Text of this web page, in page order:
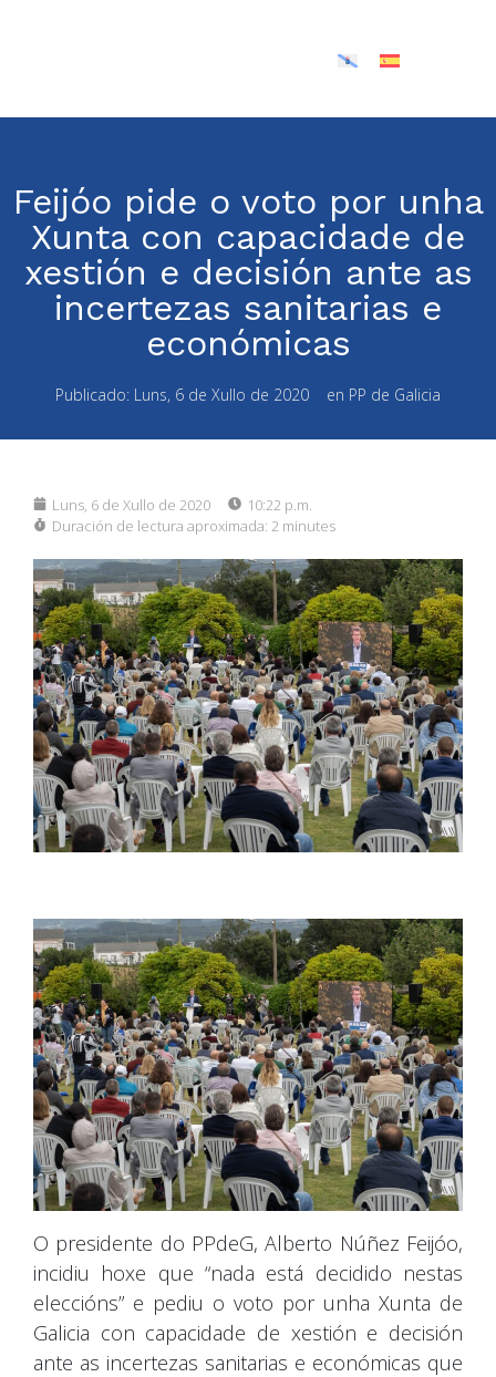
Feijóo pide o voto por unha
Xunta con capacidade de
xestión e decisión ante as
incertezas sanitarias e
económicas
Publicado: Luns, 6 de Xullo de 2020 en PP de Galicia
Luns, 6 de Xullo de 2020
10:22 p.m.
Duración de lectura aproximada: 2 minutes
O presidente do PPdeG, Alberto Núñez Feijóo,
incidiu hoxe que “nada está decidido nestas
eleccións” e pediu o voto por unha Xunta de
Galicia con capacidade de xestión e decisión
ante as incertezas sanitarias e económicas que